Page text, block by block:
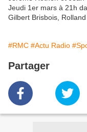
Jeudi 1er mars à 21h
Gilbert Brisbois,
#RMC #Actu Radio
Partager